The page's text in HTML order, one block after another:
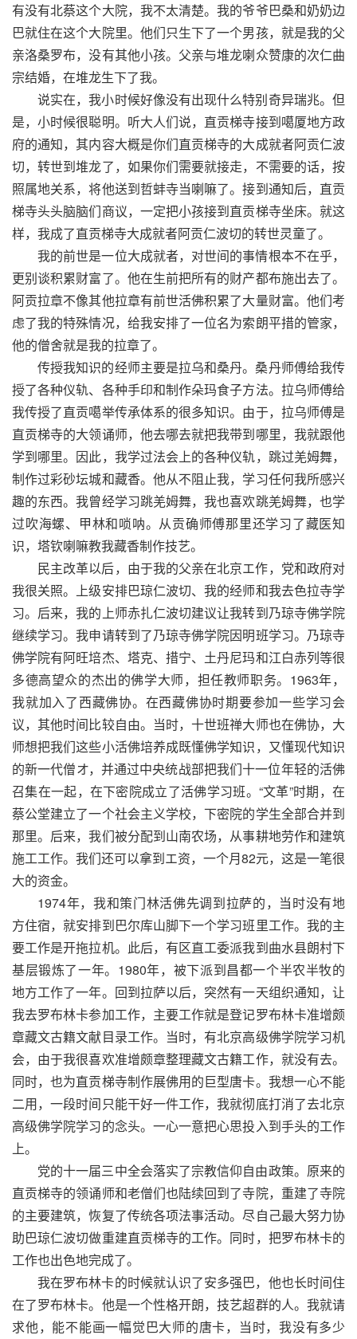
有没有北蔡这个大院，我不太清楚。我的爷爷巴桑和奶奶边
巴就住在这个大院里。他们只生下了一个男孩，就是我的父
亲洛桑罗布，没有其他小孩。父亲与堆龙喇众赞康的次仁曲
宗结婚，在堆龙生下了我。
说实在，我小时候好像没有出现什么特别奇异瑞兆。但
是，小时候很聪明。听大人们说，直贡梯寺接到噶厦地方政
府的通知，其内容大概是你们直贡梯寺的大成就者阿贡仁波
切，转世到堆龙了，如果你们需要就接走，不需要的话，按
照属地关系，将他送到哲蚌寺当喇嘛了。接到通知后，直贡
梯寺头头脑脑们商议，一定把小孩接到直贡梯寺坐床。就这
样，我成了直贡梯寺大成就者阿贡仁波切的转世灵童了。
我的前世是一位大成就者，对世间的事情根本不在乎，
更别谈积累财富了。他在生前把所有的财产都布施出去了。
阿贡拉章不像其他拉章有前世活佛积累了大量财富。他们考
虑了我的特殊情况，给我安排了一位名为索朗平措的管家，
他的僧舍就是我的拉章了。
传授我知识的经师主要是拉乌和桑丹。桑丹师傅给我传
授了各种仪轨、各种手印和制作朵玛食子方法。拉乌师傅给
我传授了直贡噶举传承体系的很多知识。由于，拉乌师傅是
直贡梯寺的大领诵师，他去哪去就把我带到哪里，我就跟他
学到哪里。因此，我学过法会上的各种仪轨，跳过羌姆舞，
制作过彩砂坛城和藏香。他从不阻止我，学习任何我所感兴
趣的东西。我曾经学习跳羌姆舞，我也喜欢跳羌姆舞，也学
过吹海螺、甲林和唢呐。从贡确师傅那里还学习了藏医知
识，塔钦喇嘛教我藏香制作技艺。
民主改革以后，由于我的父亲在北京エ作，党和政府对
我很关照。上级安排巴琼仁波切、我的经师和我去色拉寺学
习。后来，我的上师赤扎仁波切建议让我转到乃琼寺佛学院
继续学习。我申请转到了乃琼寺佛学院因明班学习。乃琼寺
佛学院有阿旺培杰、塔克、措宁、土丹尼玛和江白赤列等很
多德高望众的杰出的佛学大师，担任教师职务。1963年，
我就加入了西藏佛协。在西藏佛协时期要参加一些学习会
议，其他时间比较自由。当时，十世班禅大师也在佛协，大
师想把我们这些小活佛培养成既懂佛学知识，又懂现代知识
的新一代僧オ，并通过中央统战部把我们十一位年轻的活佛
召集在一起，在下密院成立了活佛学习班。“文革”时期，在
蔡公堂建立了一个社会主义学校，下密院的学生全部合并到
那里。后来，我们被分配到山南农场，从事耕地劳作和建筑
施工工作。我们还可以拿到エ资，一个月82元，这是一笔很
大的资金。
1974年，我和策门林活佛先调到拉萨的，当时没有地
方住宿，就安排到巴尔库山脚下一个学习班里工作。我的主
要工作是开拖拉机。此后，有区直工委派我到曲水县朗村下
基层锻炼了一年。1980年，被下派到昌都一个半农半牧的
地方工作了一年。回到拉萨以后，突然有一天组织通知，让
我去罗布林卡参加工作，主要工作就是登记罗布林卡准增颇
章藏文古籍文献目录工作。当时，有北京高级佛学院学习机
会，由于我很喜欢准增颇章整理藏文古籍工作，就没有去。
同时，也为直贡梯寺制作展佛用的巨型唐卡。我想一心不能
二用，一段时间只能干好一件工作，我就彻底打消了去北京
高级佛学院学习的念头。一心一意把心思投入到手头的工作
上。
党的十一届三中全会落实了宗教信仰自由政策。原来的
直贡梯寺的领诵师和老僧们也陆续回到了寺院，重建了寺院
的主要建筑，恢复了传统各项法事活动。尽自己最大努力协
助巴琼仁波切做重建直贡梯寺的工作。同时，把罗布林卡的
工作也出色地完成了。
我在罗布林卡的时候就认识了安多强巴，他也长时间住
在了罗布林卡。他是一个性格开朗，技艺超群的人。我就请
求他，能不能画一幅觉巴大师的唐卡，当时，我没有多少